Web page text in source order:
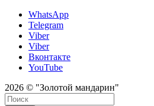
WhatsApp
Telegram
Viber
Viber
Вконтакте
YouTube
2026 © "Золотой мандарин"